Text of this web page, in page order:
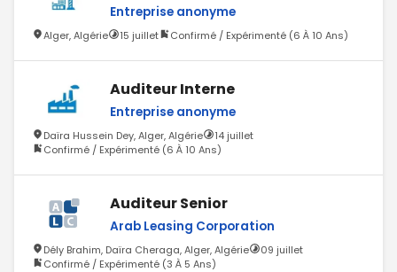
Entreprise anonyme
Alger, Algérie 15 juillet Confirmé / Expérimenté (6 À 10 Ans)
Auditeur Interne
Entreprise anonyme
Daïra Hussein Dey, Alger, Algérie
14 juillet
Confirmé / Expérimenté (6 À 10 Ans)
Auditeur Senior
Arab Leasing Corporation
Dély Brahim, Daïra Cheraga, Alger, Algérie
09 juillet
Confirmé / Expérimenté (3 À 5 Ans)